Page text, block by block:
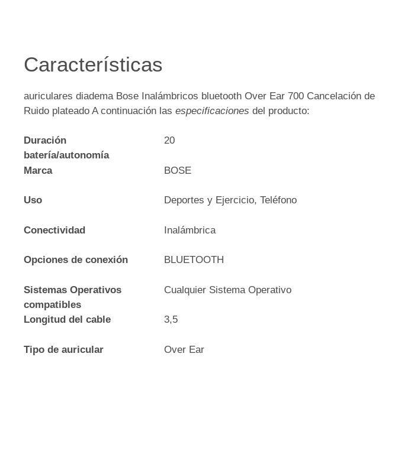
Características
auriculares diadema Bose Inalámbricos bluetooth Over Ear 700 Cancelación de
Ruido plateado A continuación lasespecificaciones del producto:
Duración
batería/autonomía
20
Marca BOSE
Uso Deportes y Ejercicio, Teléfono
Conectividad Inalámbrica
Opciones de conexión BLUETOOTH
Sistemas Operativos
compatibles
Cualquier Sistema Operativo
Longitud del cable 3,5
Tipo de auricular Over Ear